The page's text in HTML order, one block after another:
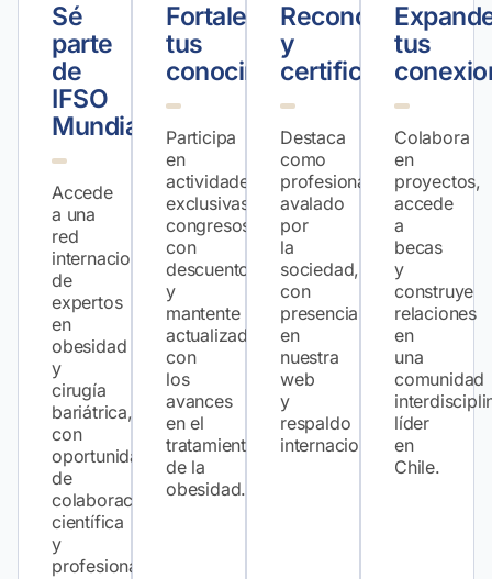
Sé
parte
de
IFSO
Mundial
Accede
a una
red
internacional
de
expertos
en
obesidad
y
cirugía
bariátrica,
con
oportunidades
de
colaboración
científica
y
profesional.
Fortalece
tus
conocimientos
Participa
en
actividades
exclusivas,
congresos
con
descuento
y
mantente
actualizado
con
los
avances
en el
tratamiento
de la
obesidad.
Reconocimiento
y
certificación
Destaca
como
profesional
avalado
por
la
sociedad,
con
presencia
en
nuestra
web
y
respaldo
internacional.
tus
Colabora
en
proyectos,
accede
a
becas
y
construye
relaciones
en
una
comunidad
líder
en
Chile.